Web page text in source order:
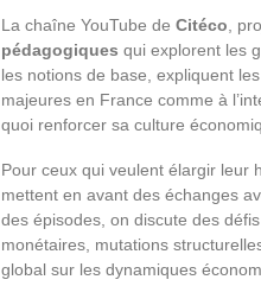
La chaîne YouTube de Citéco ,
pédagogiques qui explorent les
les notions de base, expliquent
majeures en France comme à
quoi renforcer sa culture
Pour ceux qui veulent élargir leur
mettent en avant des échanges
des épisodes, on discute des
monétaires, mutations
global sur les dynamiques